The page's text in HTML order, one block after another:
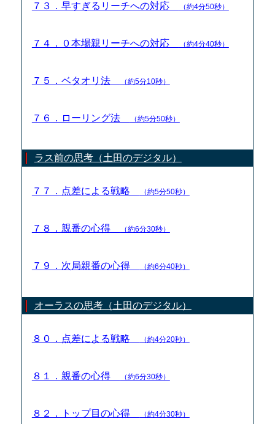
７３．早すぎるリーチへの対応 （約4分50秒）
７４．０本場親リーチへの対応 （約4分40秒）
７５．ベタオリ法 （約5分10秒）
７６．ローリング法 （約5分50秒）
ラス前の思考（土田のデジタル）
７７．点差による戦略 （約5分50秒）
７８．親番の心得 （約6分30秒）
７９．次局親番の心得 （約6分40秒）
オーラスの思考（土田のデジタル）
８０．点差による戦略 （約4分20秒）
８１．親番の心得 （約6分30秒）
８２．トップ目の心得 （約4分30秒）